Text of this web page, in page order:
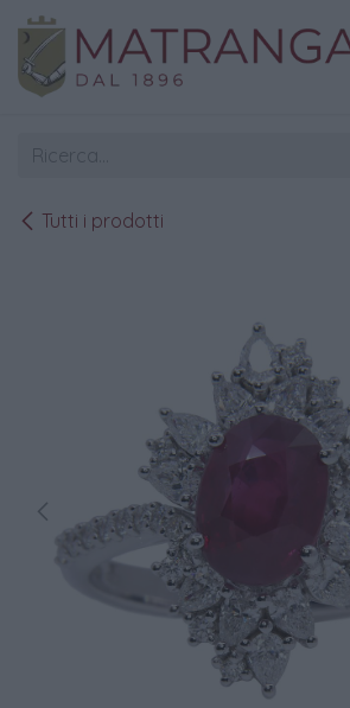
Passa al contenuto
Tutti i prodotti